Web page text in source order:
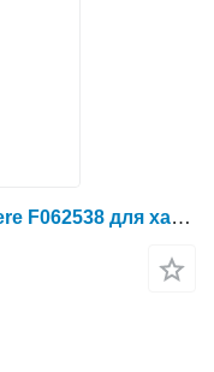
Гидрораспределитель John Deere F062538 для харвестера John Deere 1470 D 1470 E